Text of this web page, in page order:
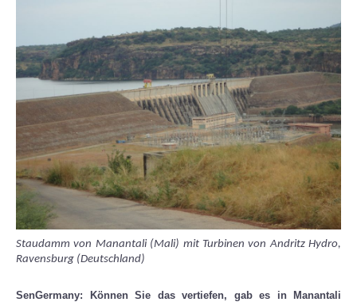
Staudamm von Manantali (Mali) mit Turbinen von Andritz Hydro,
Ravensburg (Deutschland)
SenGermany: Können Sie das vertiefen, gab es in Manantali